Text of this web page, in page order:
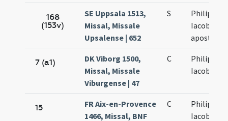
168
(153v)
SE Uppsala 1513,
Missal, Missale
Upsalense | 652
S
Philippi et
Iacobi
7 (a1)
DK Viborg 1500,
Missal, Missale
Viburgense | 47
C
Philippi et
Iacobi
15
FR Aix-en-Provence
1466, Missal, BNF
C
Philippi et
Iacobi